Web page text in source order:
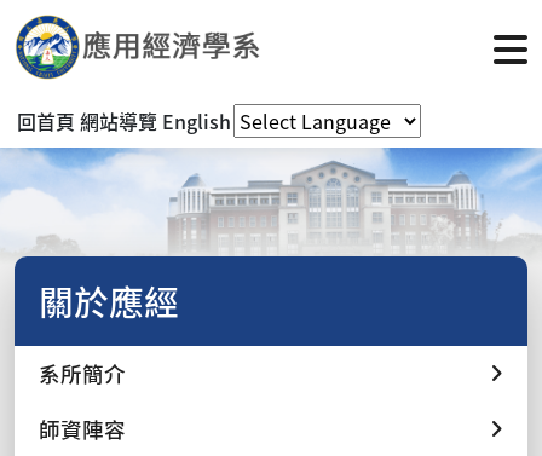
回首頁 網站導覽 English
關於應經
系所簡介
師資陣容